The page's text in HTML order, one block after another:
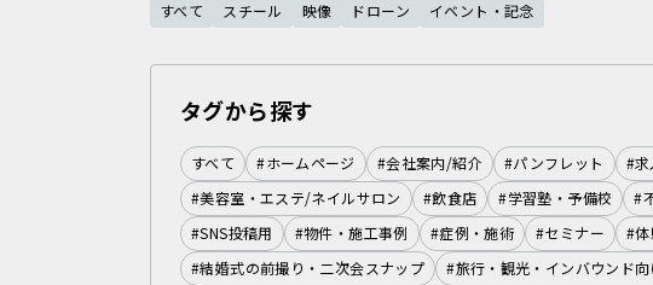
すべて スチール 映像 ドローン イベント・記念
タグから探す
すべて #ホームページ #会社案内/紹介 #パンフレット #求
#美容室・エステ/ネイルサロン
#飲食店 #学習塾・予備校 #
#SNS投稿用
#物件・施工事例 #症例・施術 #セミナー #
#結婚式の前撮り・二次会スナップ
#旅行・観光・インバウンド